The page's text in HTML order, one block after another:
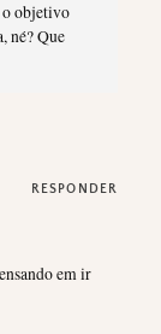
o objetivo
né? Que
em ir
RESPONDER